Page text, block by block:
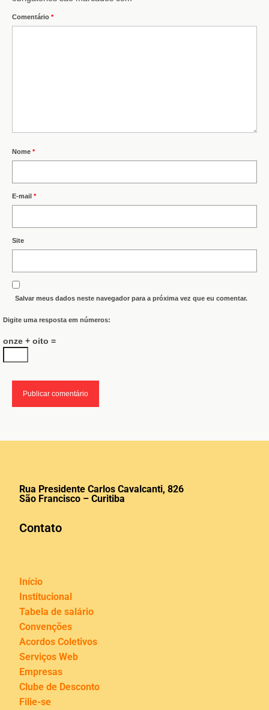
Comentário *
Nome *
E-mail *
Site
Salvar meus dados neste navegador para a próxima vez que eu comentar.
Digite uma resposta em números:
onze + oito =
Rua Presidente Carlos Cavalcanti, 826
São Francisco – Curitiba
Contato
Início
Institucional
Tabela de salário
Convenções
Acordos Coletivos
Serviços Web
Empresas
Clube de Desconto
Filie-se